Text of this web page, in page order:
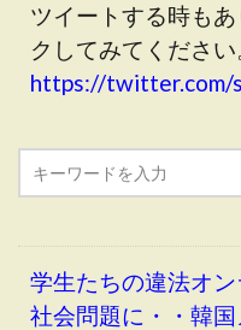
ツイートする時も
クしてみてください
https://twitter.com/
学生たちの違法オ
社会問題に・・韓